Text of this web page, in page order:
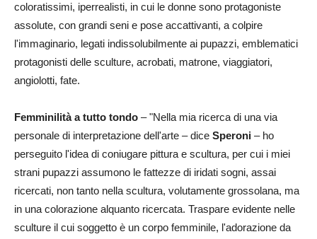
coloratissimi, iperrealisti, in cui le donne sono protagoniste
assolute, con grandi seni e pose accattivanti, a colpire
l'immaginario, legati indissolubilmente ai pupazzi, emblematici
protagonisti delle sculture, acrobati, matrone, viaggiatori,
angiolotti, fate.
Femminilità a tutto tondo – "Nella mia ricerca di una via
personale di interpretazione dell'arte – dice Speroni – ho
perseguito l'idea di coniugare pittura e scultura, per cui i miei
strani pupazzi assumono le fattezze di iridati sogni, assai
ricercati, non tanto nella scultura, volutamente grossolana, ma
in una colorazione alquanto ricercata. Traspare evidente nelle
sculture il cui soggetto è un corpo femminile, l'adorazione da